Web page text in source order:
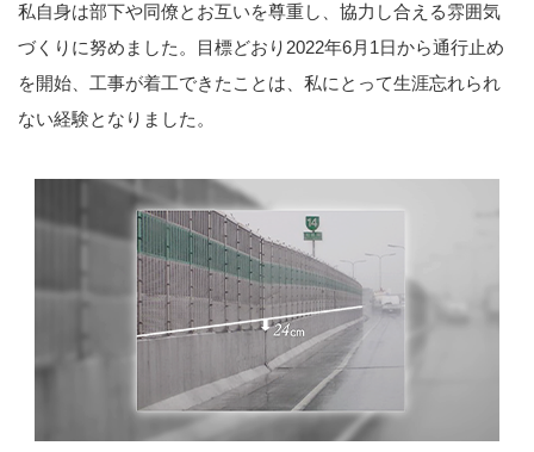
私自身は部下や同僚とお互いを尊重し、協力し合える雰囲気
づくりに努めました。目標どおり2022年6月1日から通行止め
を開始、工事が着工できたことは、私にとって生涯忘れられ
ない経験となりました。